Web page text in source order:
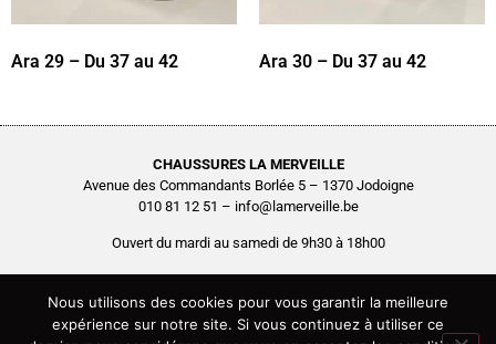
Ara 29 – Du 37 au 42 Ara 30 – Du 37 au 42
CHAUSSURES LA MERVEILLE
Avenue des Commandants Borlée 5 – 1370 Jodoigne
010 81 12 51 – info@lamerveille.be
Ouvert du mardi au samedi de 9h30 à 18h00
BCE0416.261.048
Copyright © 2026 Chaussures La Merveille – Tous droits réservés
Nous utilisons des cookies pour vous garantir la meilleure
expérience sur notre site. Si vous continuez à utiliser ce